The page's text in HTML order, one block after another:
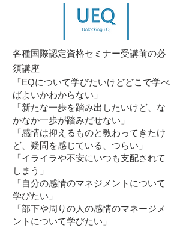
各種国際認定資格セミナー受講前の必
須講座
「EQについて学びたいけどどこで学べ
ばよいかわからない」
「新たな一歩を踏み出したいけど、な
かなか一歩が踏みだせない」
「感情は抑えるものと教わってきたけ
ど、疑問を感じている、つらい」
「イライラや不安にいつも支配されて
しまう」
「自分の感情のマネジメントについて
学びたい」
「部下や周りの人の感情のマネージメ
ントについて学びたい」